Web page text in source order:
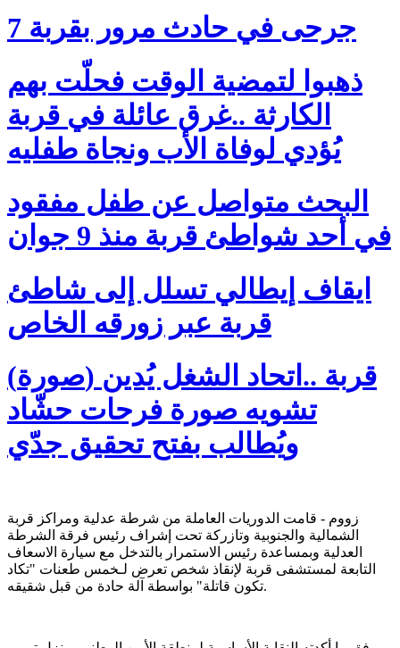
7 جرحى في حادث مرور بقربة
ذهبوا لتمضية الوقت فحلّت بهم
الكارثة ..غرق عائلة في قربة
يُؤدي لوفاة الأب ونجاة طفليه
البحث متواصل عن طفل مفقود
في أحد شواطئ قربة منذ 9 جوان
ايقاف إيطالي تسلل إلى شاطئ
قربة عبر زورقه الخاص
(صورة) قربة ..اتحاد الشغل يُدين
تشويه صورة فرحات حشّاد
ويُطالب بفتح تحقيق جدّي
زووم - قامت الدوريات العاملة من شرطة عدلية ومراكز قربة
الشمالية والجنوبية وتازركة تحت إشراف رئيس فرقة الشرطة
العدلية وبمساعدة رئيس الاستمرار بالتدخل مع سيارة الاسعاف
التابعة لمستشفى قربة لإنقاذ شخص تعرض لـخمس طعنات "تكاد
تكون قاتلة" بواسطة آلة حادة من قبل شقيقه.